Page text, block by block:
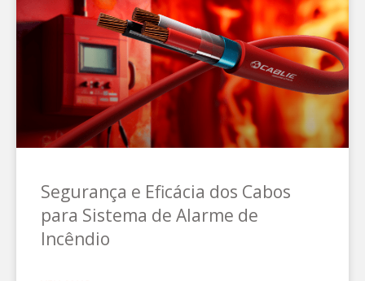
Segurança e Eficácia dos Cabos
para Sistema de Alarme de
Incêndio